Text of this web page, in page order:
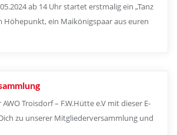
ab 14 Uhr startet erstmalig ein „Tanz
Höhepunkt, ein Maikönigspaar aus euren
Troisdorf – F.W.Hütte e.V mit dieser E-
zu unserer Mitgliederversammlung und